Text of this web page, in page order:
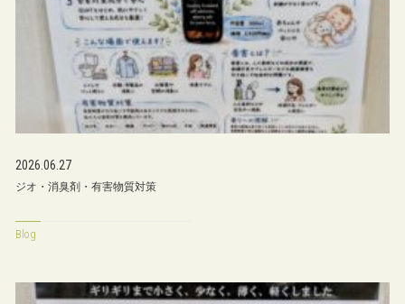
2026.06.27
ジオ・消臭剤・有害物質対策
Blog